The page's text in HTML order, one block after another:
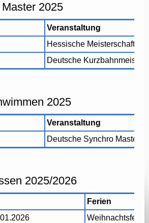
2025
Veranstaltung
Hessische Meisterschaften,
Deutsche
2025
Veranstaltung
Deutsche Synchro Masters
2025/2026
Ferien